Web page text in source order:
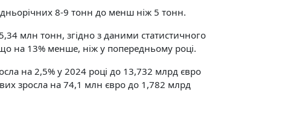
8-9 тонн до менш ніж 5 тонн.
млн тонн, згідно з даними статистичного
на 13% менше, ніж у попередньому році.
на 2,5% у 2024 році до 13,732 млрд євро
зросла на 74,1 млн євро до 1,782 млрд